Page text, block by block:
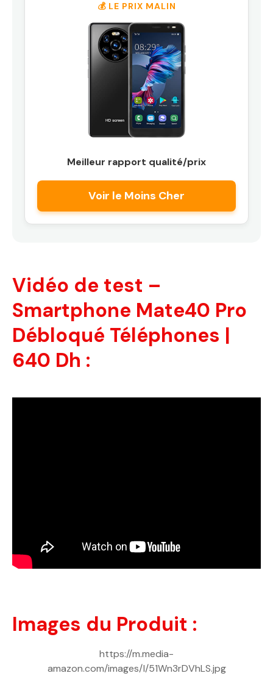
💰 LE PRIX MALIN
Meilleur rapport qualité/prix
Voir le Moins Cher
Vidéo de test –
Smartphone Mate40 Pro
Débloqué Téléphones |
640 Dh :
Images du Produit :
https://m.media-
amazon.com/images/I/51Wn3rDVhLS.jpg